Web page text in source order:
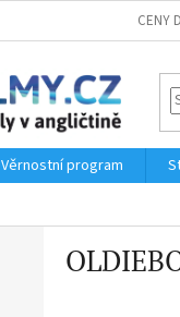
CENY
Věrnostní program